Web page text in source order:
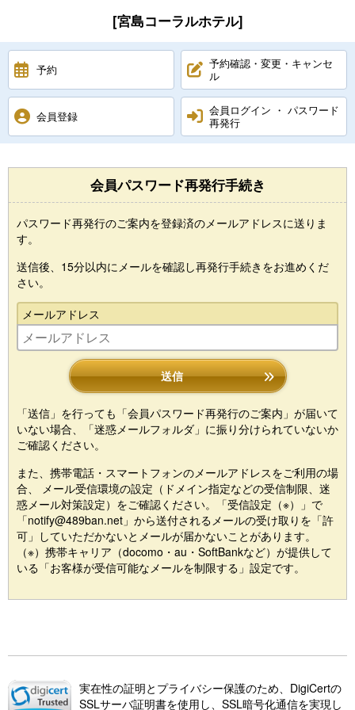
[宮島コーラルホテル]
予約
予約確認・変更・キャンセ
ル
会員登録
会員ログイン ・ パスワード
再発行
会員パスワード再発行手続き
パスワード再発行のご案内を登録済のメールアドレスに送りま
す。
送信後、15分以内にメールを確認し再発行手続きをお進めくだ
さい。
メールアドレス
送信
「送信」を行っても「会員パスワード再発行のご案内」が届いて
いない場合、「迷惑メールフォルダ」に振り分けられていないか
ご確認ください。
また、携帯電話・スマートフォンのメールアドレスをご利用の場
合、 メール受信環境の設定（ドメイン指定などの受信制限、迷
惑メール対策設定）をご確認ください。「受信設定（※）」で
「notify@489ban.net」から送付されるメールの受け取りを「許
可」していただかないとメールが届かないことがあります。
（※）携帯キャリア（docomo・au・SoftBankなど）が提供して
いる「お客様が受信可能なメールを制限する」設定です。
実在性の証明とプライバシー保護のため、DigiCertの
SSLサーバ証明書を使用し、SSL暗号化通信を実現し